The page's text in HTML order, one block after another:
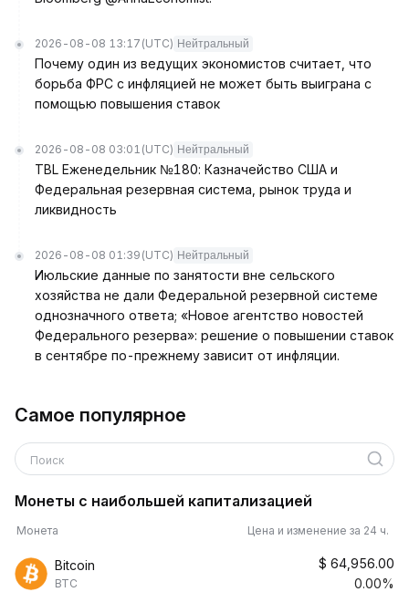
2026-08-08 13:17 (UTC) Нейтральный
Почему один из ведущих экономистов считает, что
борьба ФРС с инфляцией не может быть выиграна с
помощью повышения ставок
2026-08-08 03:01 (UTC) Нейтральный
TBL Еженедельник №180: Казначейство США и
Федеральная резервная система, рынок труда и
ликвидность
2026-08-08 01:39 (UTC) Нейтральный
Июльские данные по занятости вне сельского
хозяйства не дали Федеральной резервной системе
однозначного ответа; «Новое агентство новостей
Федерального резерва»: решение о повышении ставок
в сентябре по-прежнему зависит от инфляции.
Самое популярное
Поиск
Монеты с наибольшей капитализацией
Монета Цена и изменение за 24 ч.
Bitcoin
BTC
$ 64,956.00
0.00%